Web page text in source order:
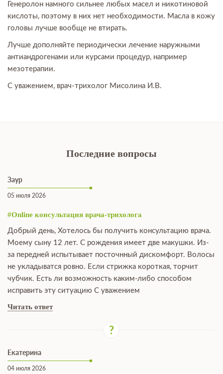
Генеролон намного сильнее любых масел и никотиновой
кислоты, поэтому в них нет необходимости. Масла в кожу
головы лучше вообще не втирать.
Лучше дополняйте периодически лечение наружными
антиандрогенами или курсами процедур, например
мезотерапии.
С уважением, врач-трихолог Мисолина И.В.
Последние вопросы
Заур
05 июля 2026
#Online консультация врача-трихолога
Добрый день, Хотелось бы получить консультацию врача.
Моему сыну 12 лет. С рождения имеет две макушки. Из-
за передней испытывает посточнный дискомфорт. Волосы
не укладыватся ровно. Если стрижка короткая, торчит
чубчик. Есть ли возможность каким-либо способом
исправить эту ситуацию С уважением
Читать ответ
Екатерина
04 июля 2026